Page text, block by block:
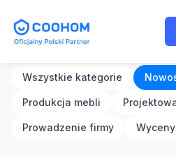
Coohom Polska
Wszystkie kategorie
Produkcja mebli
Prowadzenie firmy